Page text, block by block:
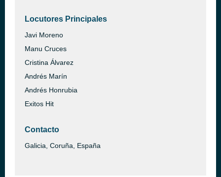
Locutores Principales
Javi Moreno
Manu Cruces
Cristina Álvarez
Andrés Marín
Andrés Honrubia
Exitos Hit
Contacto
Galicia, Coruña, España